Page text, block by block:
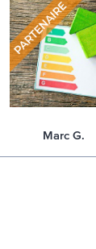
Marc G.